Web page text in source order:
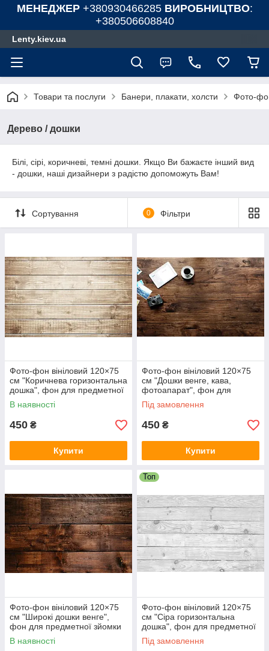
МЕНЕДЖЕР +380930466285 ВИРОБНИЦТВО:
+380506608840
Lenty.kiev.ua
Товари та послуги Банери, плакати, холсти Фото-
Дерево / дошки
Білі, сірі, коричневі, темні дошки. Якщо Ви бажаєте інший вид
- дошки, наші дизайнери з радістю допоможуть Вам!
Сортування 0 Фільтри
Фото-фон вініловий 120×75
см "Коричнева горизонтальна
дошка", фон для предметної
зйомки ПВХ (банерна
тканина)
В наявності
450 ₴
Купити
Фото-фон вініловий 120×75
см "Дошки венге, кава,
фотоапарат", фон для
предметної зйомки ПВХ
(банерна тканина)
Під замовлення
450 ₴
Купити
Фото-фон вініловий 120×75
см "Широкі дошки венге",
фон для предметної зйомки
ПВХ (банерна тканина)
В наявності
Топ
Фото-фон вініловий 120×75
см "Сіра горизонтальна
дошка", фон для предметної
зйомки ПВХ (банерна
тканина)
Під замовлення